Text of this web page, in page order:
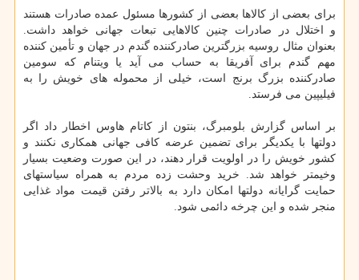
برای بعضی از كالاها بعضی از كشورها مسئول عمده صادرات هستند
و اختلال در صادرات چنین كالاهایی تبعات جهانی خواهد داشت.
بعنوان مثال روسیه بزرگترین صادركننده گندم در جهان و تأمین كننده
مهم گندم برای آفریقا به حساب می آید یا ویتنام كه سومین
صادركننده بزرگ برنج است، خیلی از محموله های خویش را به
فیلیپین می فرستد.
بر اساس گزارش بلومبرگ، بنتون از كاتام هاوس اخطار داد اگر
دولتها با یكدیگر برای تضمین عرضه كافی جهانی همكاری نكنند و
كشور خویش را در اولویت قرار دهند، در این صورت وضعیت بسیار
وخیمتر خواهد شد. خرید وحشت زده مردم به همراه سیاستهای
حمایت گرایانه دولتها امكان دارد به بالاتر رفتن قیمت مواد غذایی
منجر شده و این چرخه دائمی شود.